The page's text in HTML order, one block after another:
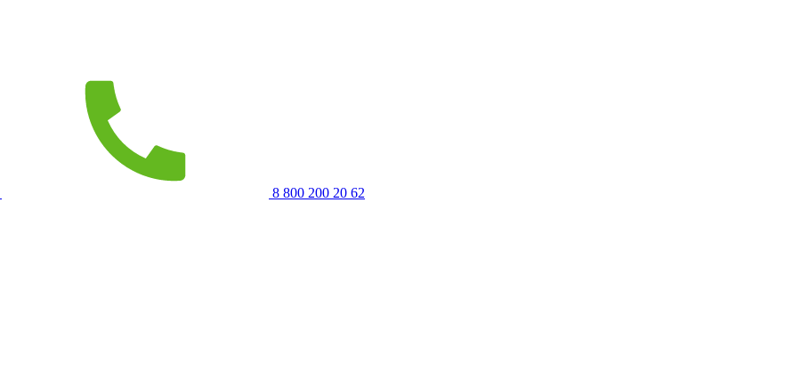
8 800 200 20 62